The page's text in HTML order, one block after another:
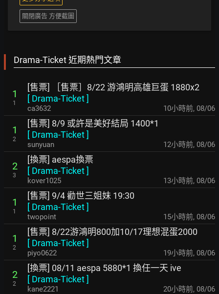
關閉廣告 方便截圖
Drama-Ticket 近期熱門文章
1
1
[售票] ［售票］8/22 游鴻明高雄巨蛋 1880x2
[ Drama-Ticket]
ca3632 10小時前, 08/06
1
2
[售票] 8/9 或許是美好結局 1400*1
[ Drama-Ticket]
sunyuan 12小時前, 08/06
2
3
[換票] aespa換票
[ Drama-Ticket]
kover1025 13小時前, 08/06
1
1
[售票] 9/4 勸世三姐妹 19:30
[ Drama-Ticket]
twopoint 15小時前, 08/06
1
2
[售票] 8/22游鴻明800加10/17理想混蛋2000
[ Drama-Ticket]
piyo0622 19小時前, 08/06
2
2
[換票] 08/11 aespa 5880*1 換任一天 ive
[ Drama-Ticket]
kane2221 20小時前, 08/06